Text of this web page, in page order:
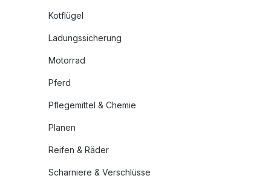
Kotflügel
Ladungssicherung
Motorrad
Pferd
Pflegemittel & Chemie
Planen
Reifen & Räder
Scharniere & Verschlüsse